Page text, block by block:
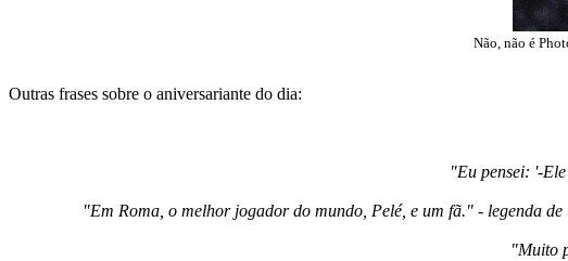
Não, não é
Outras frases sobre o aniversariante do dia:
"Eu pensei: '-
"Em Roma, o melhor jogador do mundo, Pelé, e um fã." - legenda
"Muito